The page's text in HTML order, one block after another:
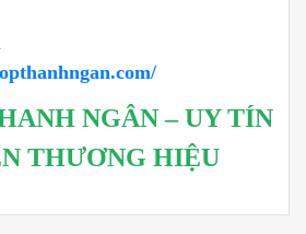
NGÂN – UY TÍN
THƯƠNG HIỆU